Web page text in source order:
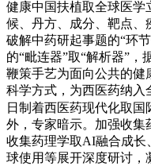
健康中国扶植取全球医学
候、丹方、成分、靶点
破解中药研起事题的“环
的“毗连器”取“解析器”，
鞭策手艺为面向公共的健
科学方式，为西医药纳入
日制着西医药现代化取国
外，专家暗示。加强收集
收集药理学取AI融合成长
球使用等展开深度研讨，